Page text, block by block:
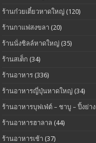
ร้านก๋วยเตี๋ยวหาดใหญ่ (120)
ร้านกาแฟสงขลา (20)
ร้านนั่งชิลล์หาดใหญ่ (35)
ร้านสเต็ก (34)
ร้านอาหาร (336)
ร้านอาหารญี่ปุ่นหาดใหญ่ (34)
ร้านอาหารบุฟเฟ่ต์ – ชาบู – ปิ้งย่าง
ร้านอาหารฮาลาล (44)
ร้านอาหารเช้า (37)